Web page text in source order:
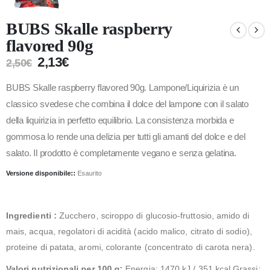
BUBS Skalle raspberry
flavored 90g
2,50€ 2,13€
BUBS Skalle raspberry flavored 90g. Lampone/Liquirizia è un
classico svedese che combina il dolce del lampone con il salato
della liquirizia in perfetto equilibrio. La consistenza morbida e
gommosa lo rende una delizia per tutti gli amanti del dolce e del
salato. Il prodotto è completamente vegano e senza gelatina.
Versione disponibile:: Esaurito
Ingredienti : Zucchero, sciroppo di glucosio-fruttosio, amido di
mais, acqua, regolatori di acidità (acido malico, citrato di sodio),
proteine di patata, aromi, colorante (concentrato di carota nera).